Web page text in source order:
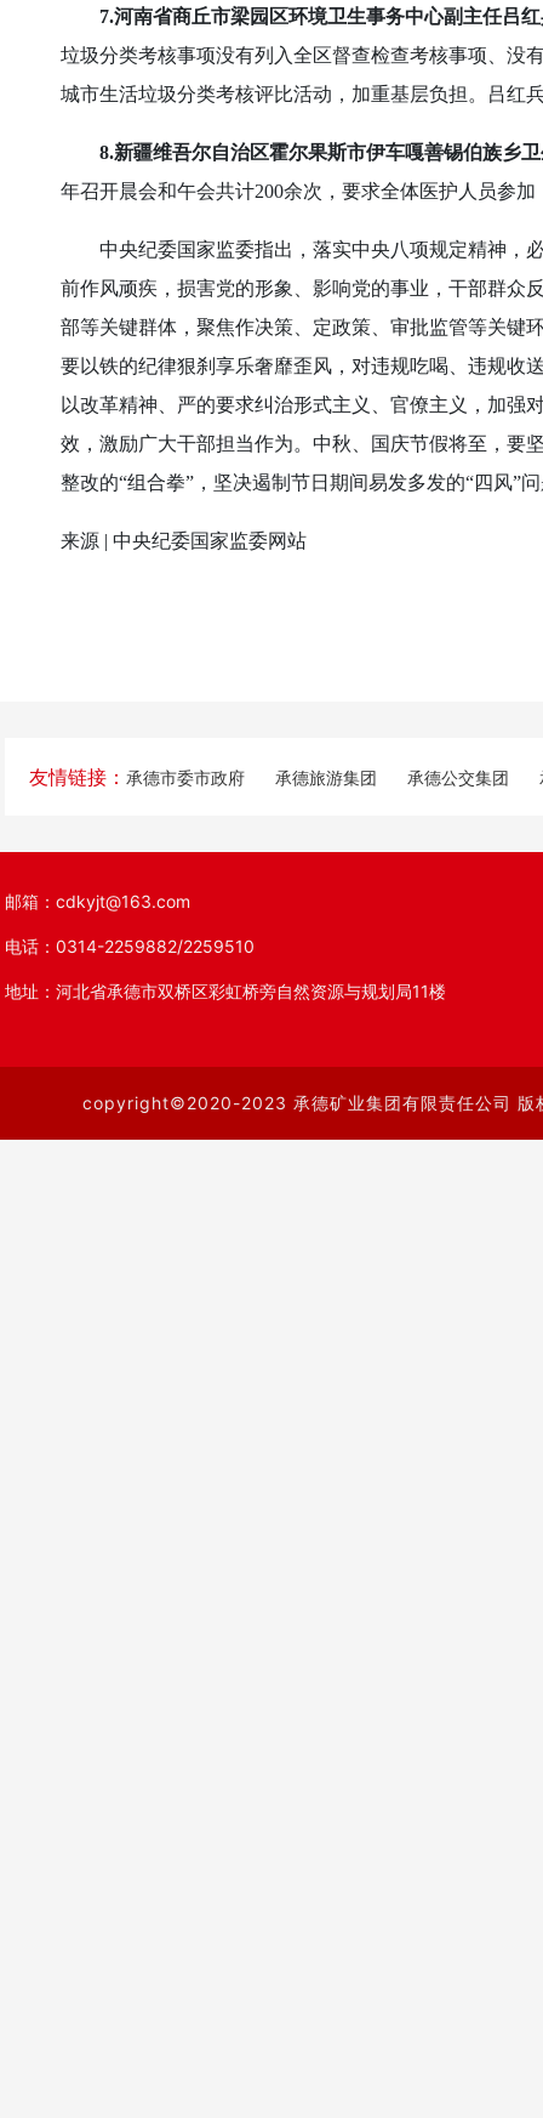
7.河南省商丘市梁园区环境卫生事务中心副主任吕
垃圾分类考核事项没有列入全区督查检查考核事项、没
城市生活垃圾分类考核评比活动，加重基层负担。吕红
8.新疆维吾尔自治区霍尔果斯市伊车嘎善锡伯族乡
年召开晨会和午会共计200余次，要求全体医护人员参
中央纪委国家监委指出，落实中央八项规定精神，必
前作风顽疾，损害党的形象、影响党的事业，干部群众
部等关键群体，聚焦作决策、定政策、审批监管等关键
要以铁的纪律狠刹享乐奢靡歪风，对违规吃喝、违规收
以改革精神、严的要求纠治形式主义、官僚主义，加强
效，激励广大干部担当作为。中秋、国庆节假将至，要
整改的“组合拳”，坚决遏制节日期间易发多发的“四风”
来源 | 中央纪委国家监委网站
友情链接： 承德市委市政府 承德旅游集团 承德公交集团
邮箱：cdkyjt@163.com
电话：0314-2259882/2259510
地址：河北省承德市双桥区彩虹桥旁自然资源与规划局11楼
copyright©2020-2023 承德矿业集团有限责任公司 版